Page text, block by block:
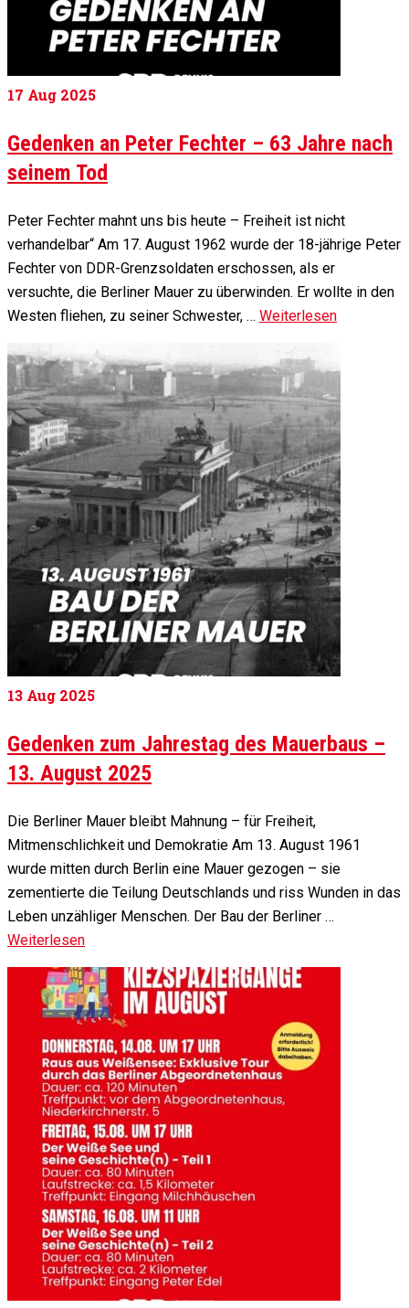
17 Aug 2025
Gedenken an Peter Fechter – 63 Jahre nach
seinem Tod
Peter Fechter mahnt uns bis heute – Freiheit ist nicht
verhandelbar“ Am 17. August 1962 wurde der 18-jährige Peter
Fechter von DDR-Grenzsoldaten erschossen, als er
versuchte, die Berliner Mauer zu überwinden. Er wollte in den
Westen fliehen, zu seiner Schwester, … Weiterlesen
13 Aug 2025
Gedenken zum Jahrestag des Mauerbaus –
13. August 2025
Die Berliner Mauer bleibt Mahnung – für Freiheit,
Mitmenschlichkeit und Demokratie Am 13. August 1961
wurde mitten durch Berlin eine Mauer gezogen – sie
zementierte die Teilung Deutschlands und riss Wunden in das
Leben unzähliger Menschen. Der Bau der Berliner …
Weiterlesen